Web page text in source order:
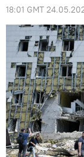
18:01 GMT